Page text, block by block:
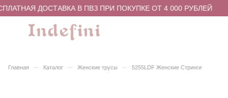
ДОСТАВКА В ПВЗ ПРИ ПОКУПКЕ ОТ 4 000 РУБЛЕЙ
Главная – Каталог – Женские трусы – 5255LDF Женские Стринги